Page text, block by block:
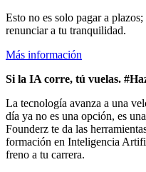
Esto no es solo pagar a
renunciar a tu tranquilidad.
Más información
Si la IA corre, tú vuelas.
La tecnología avanza a una
día ya no es una opción, es
Founderz te da las
formación en Inteligencia
freno a tu carrera.